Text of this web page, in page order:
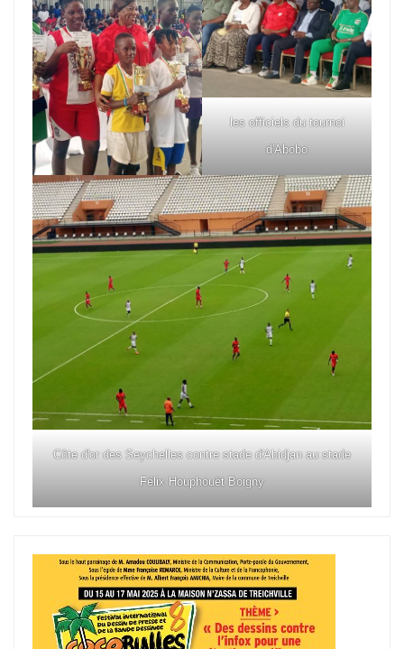
les officiels du tournoi
d'Abobo
Côte d'or des Seychelles contre stade d'Abidjan au stade
Félix Houphouët Boigny